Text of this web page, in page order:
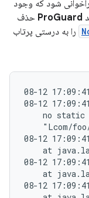
شود که وجود
ProGuard حذف
را به درستی پرتاب
08-12
08-12
no static
"Lcom/
08-12
at
08-12
at
08-12